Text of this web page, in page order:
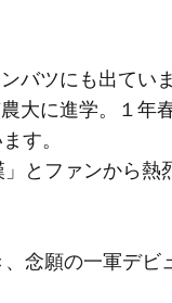
バツにも出てい
大に進学。１年
す。
とファンから熱
念願の一軍デビ